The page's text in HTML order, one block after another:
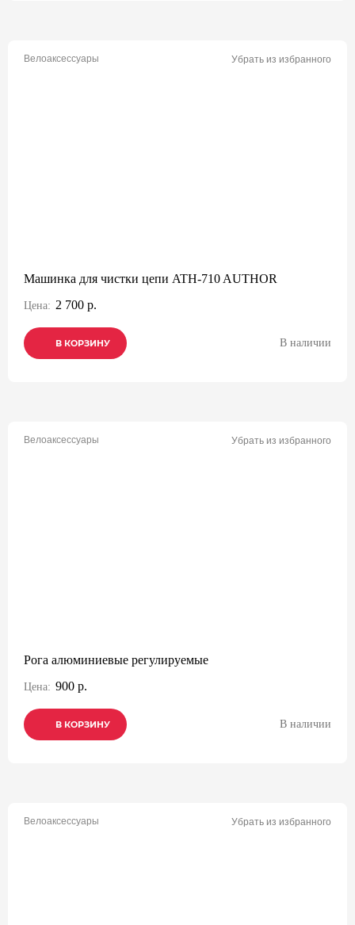
Велоаксессуары Убрать из избранного
Машинка для чистки цепи ATH-710 AUTHOR
Цена: 2 700 р.
В КОРЗИНУ
В КОРЗИНУ
В КОРЗИНУ В наличии
Велоаксессуары Убрать из избранного
Рога алюминиевые регулируемые
Цена: 900 р.
В КОРЗИНУ
В КОРЗИНУ
В КОРЗИНУ В наличии
Велоаксессуары Убрать из избранного